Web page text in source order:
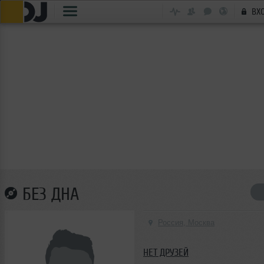
БЕЗ ДНА
НЕТ ДРУЗЕЙ